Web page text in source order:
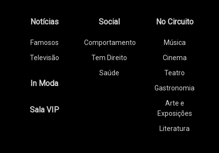
Notícias
Famosos
Televisão
In Moda
Sala VIP
Social
Comportamento
Tem Direito
Saúde
No Circuito
Música
Cinema
Teatro
Gastronomia
Arte e
Exposições
Literatura